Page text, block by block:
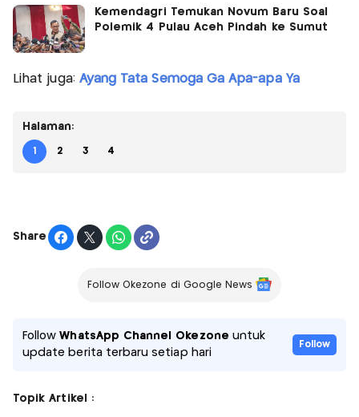
Kemendagri Temukan Novum Baru Soal
Polemik 4 Pulau Aceh Pindah ke Sumut
Lihat juga: Ayang Tata Semoga Ga Apa-apa Ya
Halaman:
1 2 3 4
Share
Follow Okezone di Google News
FollowWhatsApp Channel Okezone untuk
update berita terbaru setiap hari
Follow
Topik Artikel :